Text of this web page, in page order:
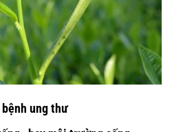
bệnh ung thư